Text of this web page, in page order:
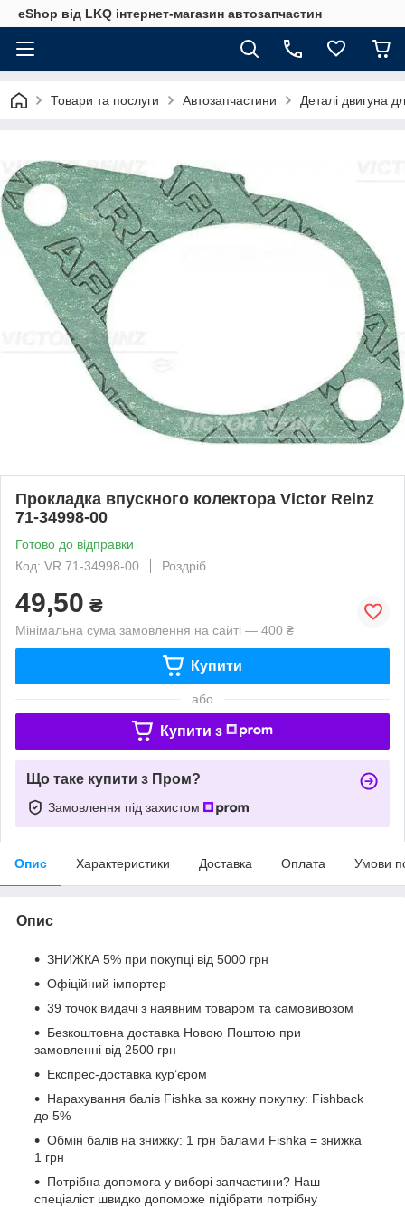
eShop від LKQ інтернет-магазин автозапчастин
Товари та послуги Автозапчастини Деталі двигуна
Прокладка впускного колектора Victor Reinz
71-34998-00
Готово до відправки
Код: VR 71-34998-00
Роздріб
49,50 ₴
Мінімальна сума замовлення на сайті — 400 ₴
Купити
або
Купити з
Що таке купити з Пром?
Замовлення під захистом
Опис Характеристики Доставка Оплата Умови
Опис
ЗНИЖКА 5% при покупці від 5000 грн
Офіційний імпортер
39 точок видачі з наявним товаром та самовивозом
Безкоштовна доставка Новою Поштою при
замовленні від 2500 грн
Експрес-доставка кур’єром
Нарахування балів Fishka за кожну покупку: Fishback
до 5%
Обмін балів на знижку: 1 грн балами Fishka = знижка
1 грн
Потрібна допомога у виборі запчастини? Наш
спеціаліст швидко допоможе підібрати потрібну